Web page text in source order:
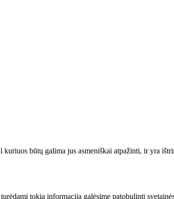
būtų galima jus asmeniškai atpažinti, ir yra
tokią informaciją galėsime patobulinti